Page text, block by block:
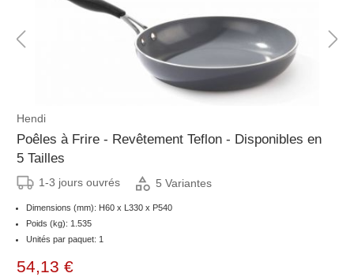
Hendi
Poêles à Frire - Revêtement Teflon - Disponibles en
5 Tailles
1-3 jours ouvrés 5 Variantes
Dimensions (mm): H60 x L330 x P540
Poids (kg): 1.535
Unités par paquet: 1
54,13 €